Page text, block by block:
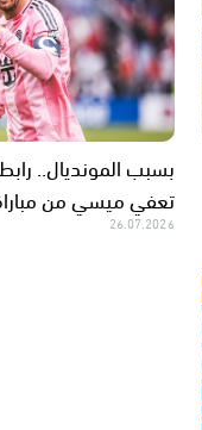
بسبب المونديال..
تعفي ميسي من
26.07.2026